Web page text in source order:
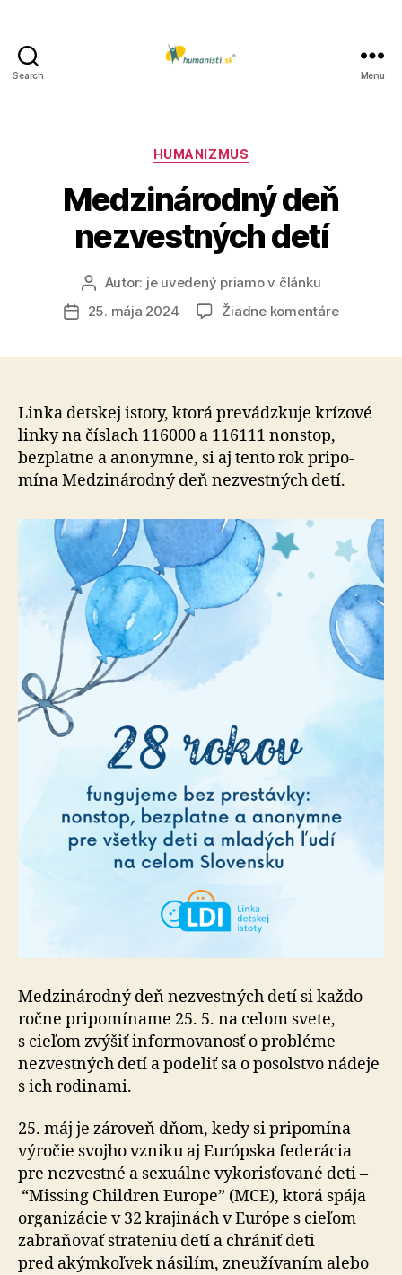
Search Menu
Kategórie
HUMANIZMUS
Medzinárodný deň
nezvestných detí
Autor
článku
Autor: je uvedený priamo v článku
Dátum25. mája 2024 Žiadne komentárena
Linka detskej istoty, ktorá prevádzkuje krízové
linky na číslach 116000 a 116111 non­stop,
bezplatne a ano­nymne, si aj tento rok pri­po­
mína Medzi­ná­rodný deň nezvestných detí.
Medzinárodný deň nezvestných detí si kaž­do­
ročne pri­po­mí­name 25. 5. na celom svete,
s cieľom zvýšiť infor­mo­va­nosť o probléme
nezvestných detí a po­de­liť sa o po­sol­stvo nádeje
s ich rodinami.
25. máj je zároveň dňom, kedy si pripomína
výročie svojho vzniku aj Európska federácia
pre nezvestné a se­xu­álne vy­ko­risťo­vané deti –
“Missing Children Europe” (MCE), ktorá spája
orga­ni­zácie v 32 krajinách v Európe s cieľom
zabra­ňo­vať strateniu detí a chrániť deti
pred akým­koľ­vek násilím, zne­uží­va­ním alebo